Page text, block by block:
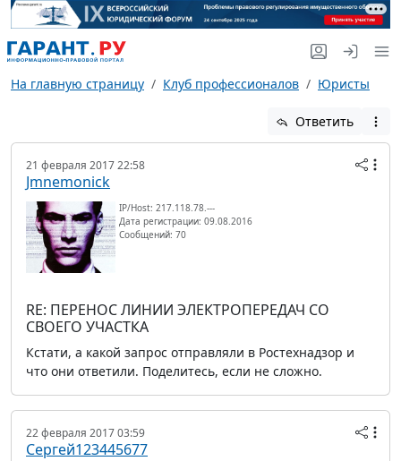
На главную страницу Клуб профессионалов Юристы
Ответить
21 февраля 2017 22:58
Jmnemonick
IP/Host: 217.118.78.---
Дата регистрации: 09.08.2016
Сообщений: 70
RE: ПЕРЕНОС ЛИНИИ ЭЛЕКТРОПЕРЕДАЧ СО
СВОЕГО УЧАСТКА
Кстати, а какой запрос отправляли в Ростехнадзор и
что они ответили. Поделитесь, если не сложно.
22 февраля 2017 03:59
Сергей123445677